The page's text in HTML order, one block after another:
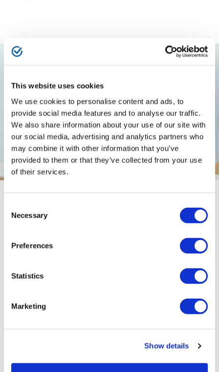
This website uses cookies
We use cookies to personalise content and ads, to
provide social media features and to analyse our traffic.
We also share information about your use of our site with
our social media, advertising and analytics partners who
may combine it with other information that you’ve
provided to them or that they’ve collected from your use
of their services.
Necessary
Preferences
Statistics
Marketing
Show details
社会で活躍する女性たちを応援で
たい。